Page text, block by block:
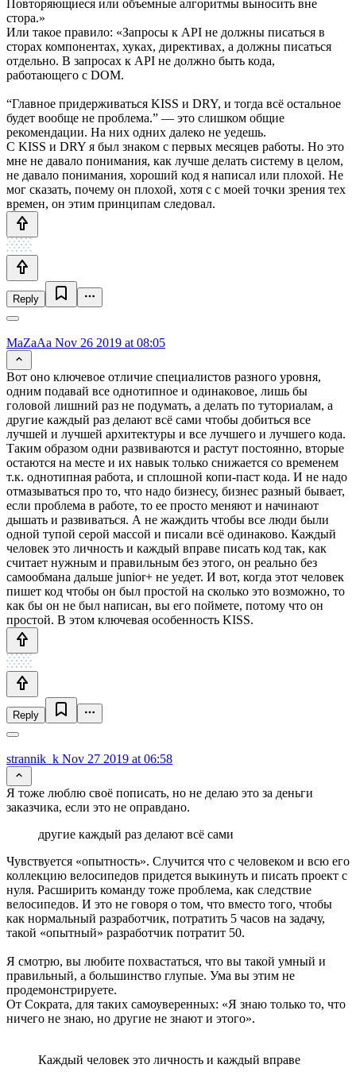
Повторяющиеся или объемные алгоритмы выносить вне
стора.»
Или такое правило: «Запросы к API не должны писаться в
сторах компонентах, хуках, директивах, а должны писаться
отдельно. В запросах к API не должно быть кода,
работающего с DOM.
“Главное придерживаться KISS и DRY, и тогда всё остальное
будет вообще не проблема.” — это слишком общие
рекомендации. На них одних далеко не уедешь.
С KISS и DRY я был знаком с первых месяцев работы. Но это
мне не давало понимания, как лучше делать систему в целом,
не давало понимания, хороший код я написал или плохой. Не
мог сказать, почему он плохой, хотя c с моей точки зрения тех
времен, он этим принципам следовал.
Reply
MaZaAa Nov 26 2019 at 08:05
Вот оно ключевое отличие специалистов разного уровня,
одним подавай все однотипное и одинаковое, лишь бы
головой лишний раз не подумать, а делать по туториалам, а
другие каждый раз делают всё сами чтобы добиться все
лучшей и лучшей архитектуры и все лучшего и лучшего кода.
Таким образом одни развиваются и растут постоянно, вторые
остаются на месте и их навык только снижается со временем
т.к. однотипная работа, и сплошной копи-паст кода. И не надо
отмазываться про то, что надо бизнесу, бизнес разный бывает,
если проблема в работе, то ее просто меняют и начинают
дышать и развиваться. А не жаждить чтобы все люди были
одной тупой серой массой и писали всё одинаково. Каждый
человек это личность и каждый вправе писать код так, как
считает нужным и правильным без этого, он реально без
самообмана дальше junior+ не уедет. И вот, когда этот человек
пишет код чтобы он был простой на сколько это возможно, то
как бы он не был написан, вы его поймете, потому что он
простой. В этом ключевая особенность KISS.
Reply
strannik_k Nov 27 2019 at 06:58
Я тоже люблю своё пописать, но не делаю это за деньги
заказчика, если это не оправдано.
другие каждый раз делают всё сами
Чувствуется «опытность». Случится что с человеком и всю его
коллекцию велосипедов придется выкинуть и писать проект с
нуля. Расширить команду тоже проблема, как следствие
велосипедов. И это не говоря о том, что вместо того, чтобы
как нормальный разработчик, потратить 5 часов на задачу,
такой «опытный» разработчик потратит 50.
Я смотрю, вы любите похвастаться, что вы такой умный и
правильный, а большинство глупые. Ума вы этим не
продемонстрируете.
От Сократа, для таких самоуверенных: «Я знаю только то, что
ничего не знаю, но другие не знают и этого».
Каждый человек это личность и каждый вправе